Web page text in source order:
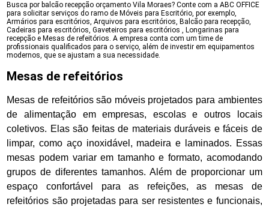
Busca por balcão recepção orçamento Vila Moraes? Conte com a ABC OFFICE
para solicitar serviços do ramo de Móveis para Escritório, por exemplo,
Armários para escritórios, Arquivos para escritórios, Balcão para recepção,
Cadeiras para escritórios, Gaveteiros para escritórios , Longarinas para
recepção e Mesas de refeitórios. A empresa conta com um time de
profissionais qualificados para o serviço, além de investir em equipamentos
modernos, que se ajustam a sua necessidade.
Mesas de refeitórios
Mesas de refeitórios são móveis projetados para ambientes
de alimentação em empresas, escolas e outros locais
coletivos. Elas são feitas de materiais duráveis e fáceis de
limpar, como aço inoxidável, madeira e laminados. Essas
mesas podem variar em tamanho e formato, acomodando
grupos de diferentes tamanhos. Além de proporcionar um
espaço confortável para as refeições, as mesas de
refeitórios são projetadas para ser resistentes e funcionais,